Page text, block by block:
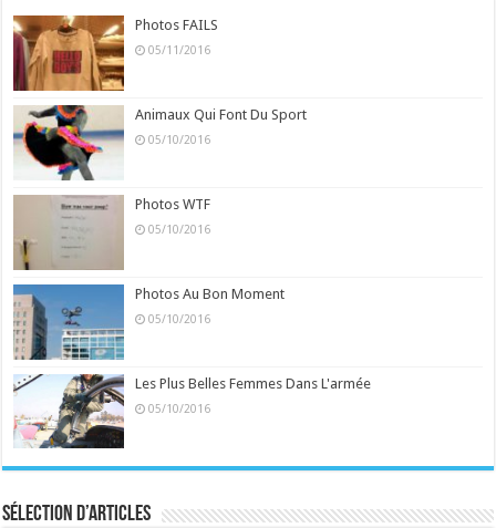
Photos FAILS
05/11/2016
Animaux Qui Font Du Sport
05/10/2016
Photos WTF
05/10/2016
Photos Au Bon Moment
05/10/2016
Les Plus Belles Femmes Dans L'armée
05/10/2016
Sélection d’articles